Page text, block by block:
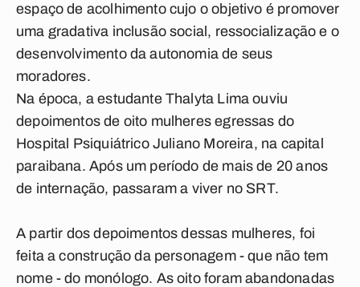
espaço de acolhimento cujo o objetivo é promover
uma gradativa inclusão social, ressocialização e o
desenvolvimento da autonomia de seus
moradores.
Na época, a estudante Thalyta Lima ouviu
depoimentos de oito mulheres egressas do
Hospital Psiquiátrico Juliano Moreira, na capital
paraibana. Após um período de mais de 20 anos
de internação, passaram a viver no SRT.
A partir dos depoimentos dessas mulheres, foi
feita a construção da personagem - que não tem
nome - do monólogo. As oito foram abandonadas